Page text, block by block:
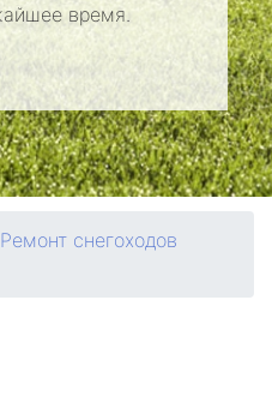
время.
Ремонт снегоходов